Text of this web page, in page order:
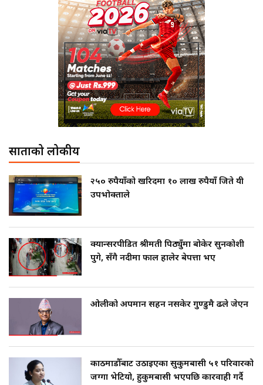
साताको लोकप्रीय
२५० रुपैयाँको खरिदमा १० लाख रुपैयाँ जिते यी
उपभोक्ताले
क्यान्सरपीडित श्रीमती पिठ्युँमा बोकेर सुनकोशी
पुगे, सँगै नदीमा फाल हालेर बेपत्ता भए
ओलीको अपमान सहन नसकेर गुण्डुमै ढले जेएन
काठमाडौँबाट उठाइएका सुकुमबासी ५१ परिवारको
जग्गा भेटियो, हुकुमबासी भएपछि कारवाही गर्दै